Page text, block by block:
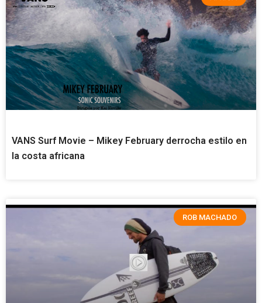
VANS Surf Movie – Mikey February derrocha estilo en
la costa africana
ROB MACHADO